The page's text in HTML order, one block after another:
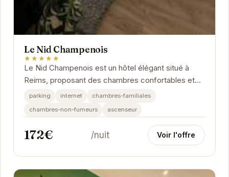
Le Nid Champenois
★★★★★
Le Nid Champenois est un hôtel élégant situé à
Reims, proposant des chambres confortables et
modernes. Idéalement placé pour explorer la ville...
parking internet
chambres-familiales
chambres-non-fumeurs
ascenseur
172€ /nuit Voir l'offre